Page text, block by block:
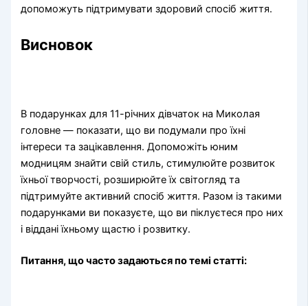
допоможуть підтримувати здоровий спосіб життя.
Висновок
В подарунках для 11-річних дівчаток на Миколая
головне — показати, що ви подумали про їхні
інтереси та зацікавлення. Допоможіть юним
модницям знайти свій стиль, стимулюйте розвиток
їхньої творчості, розширюйте їх світогляд та
підтримуйте активний спосіб життя. Разом із такими
подарунками ви показуєте, що ви піклуєтеся про них
і віддані їхньому щастю і розвитку.
Питання, що часто задаються по темі статті: